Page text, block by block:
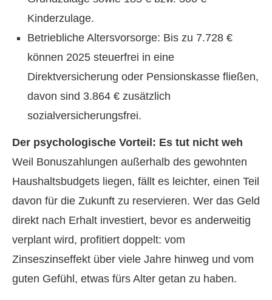
Kinderzulage.
Betriebliche Alters­vorsorge: Bis zu 7.728 €
können 2025 steuerfrei in eine
Direktversicherung oder Pensionskasse fließen,
davon sind 3.864 € zusätzlich
sozialversicherungsfrei.
Der psychologische Vorteil: Es tut nicht weh
Weil Bonuszahlungen außerhalb des gewohnten
Haushaltsbudgets liegen, fällt es leichter, einen Teil
davon für die Zukunft zu reservieren. Wer das Geld
direkt nach Erhalt investiert, bevor es anderweitig
verplant wird, profitiert doppelt: vom
Zinseszinseffekt über viele Jahre hinweg und vom
guten Gefühl, etwas fürs Alter getan zu haben.